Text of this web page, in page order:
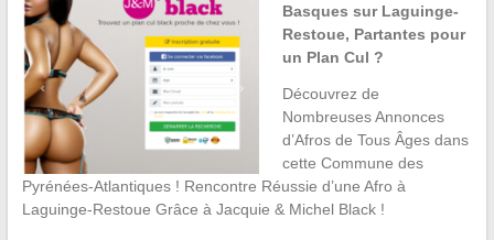
Basques sur Laguinge-
Restoue, Partantes pour
un Plan Cul ?
Découvrez de
Nombreuses Annonces
d’Afros de Tous Âges dans
cette Commune des
Pyrénées-Atlantiques ! Rencontre Réussie d’une Afro à
Laguinge-Restoue Grâce à Jacquie & Michel Black !